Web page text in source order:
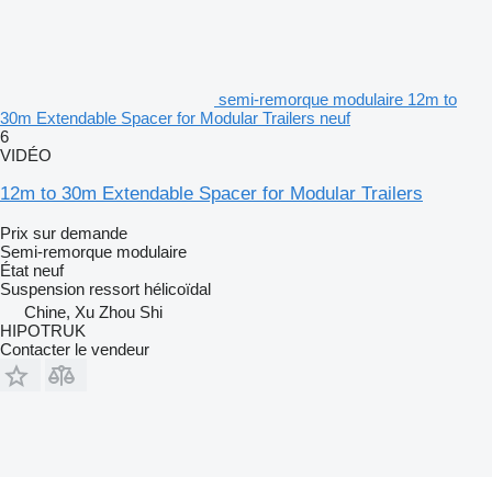
semi-remorque modulaire 12m to
30m Extendable Spacer for Modular Trailers neuf
6
VIDÉO
12m to 30m Extendable Spacer for Modular Trailers
Prix sur demande
Semi-remorque modulaire
État neuf
Suspension ressort hélicoïdal
Chine, Xu Zhou Shi
HIPOTRUK
Contacter le vendeur